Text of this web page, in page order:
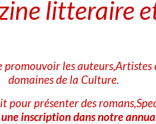
litteraire
les auteurs,Artistes
domaines de la Culture.
pour présenter des
une inscription dans notre